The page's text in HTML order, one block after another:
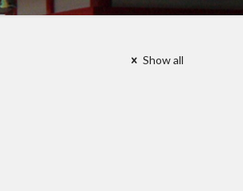
Show all